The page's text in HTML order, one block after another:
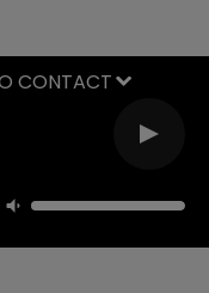
CONTACT